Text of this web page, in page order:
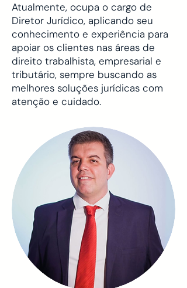
Atualmente, ocupa o cargo de
Diretor Jurídico, aplicando seu
conhecimento e experiência para
apoiar os clientes nas áreas de
direito trabalhista, empresarial e
tributário, sempre buscando as
melhores soluções jurídicas com
atenção e cuidado.